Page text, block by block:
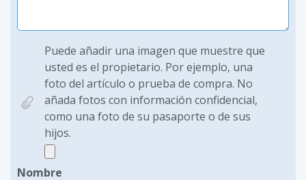
Puede añadir una imagen que muestre que
usted es el propietario. Por ejemplo, una
foto del artículo o prueba de compra. No
añada fotos con información confidencial,
como una foto de su pasaporte o de sus
hijos.
Nombre